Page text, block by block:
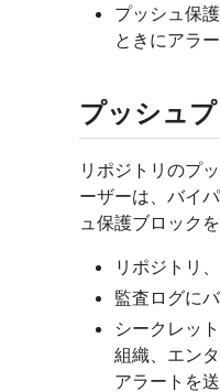
プッシュ保
ときにアラ
プッシュ
リポジトリのプ
ーザーは、バイ
ュ保護ブロック
リポジトリ
監査ログに
シークレッ
組織、エン
アラートを